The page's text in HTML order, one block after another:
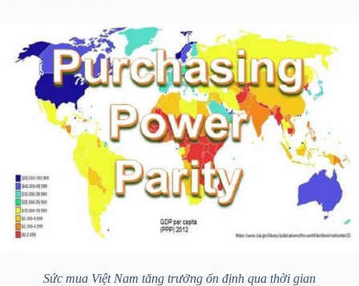
Sức mua Việt Nam tăng trưởng ổn định qua thời gian